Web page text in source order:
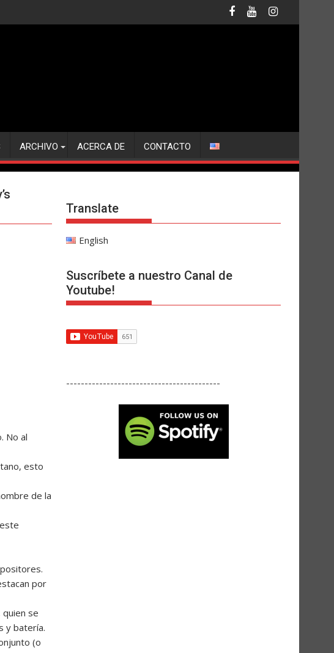
ARCHIVO ACERCA DE CONTACTO
No al
esto
de la
por
se
y batería.
(o
Translate
English
Suscríbete a nuestro Canal de
Youtube!
------------------------------------------